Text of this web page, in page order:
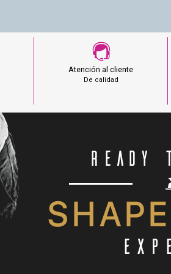
Atención al cliente
De calidad